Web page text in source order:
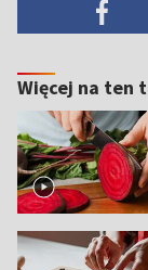
Więcej na ten